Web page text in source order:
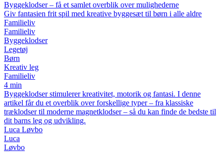
Byggeklodser – få et samlet overblik over mulighederne
Giv fantasien frit spil med kreative byggesæt til børn i alle aldre
Familieliv
Familieliv
Byggeklodser
Legetøj
Børn
Kreativ leg
Familieliv
4 min
Byggeklodser stimulerer kreativitet, motorik og fantasi. I denne
artikel får du et overblik over forskellige typer – fra klassiske
træklodser til moderne magnetklodser – så du kan finde de bedste til
dit barns leg og udvikling.
Luca Løvbo
Luca
Løvbo